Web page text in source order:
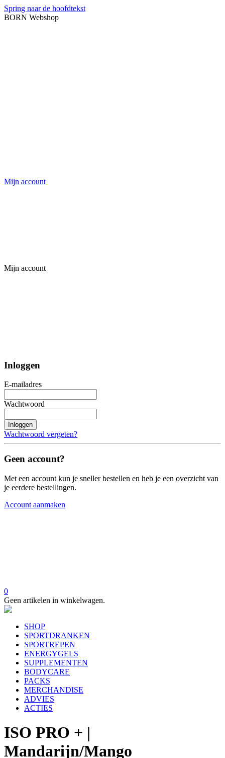
Spring naar de hoofdtekst
BORN Webshop
Mijn account
Mijn account
Inloggen
E-mailadres
Wachtwoord
Inloggen
Wachtwoord vergeten?
Geen account?
Met een account kun je sneller bestellen en heb je een overzicht van
je eerdere bestellingen.
Account aanmaken
0
Geen artikelen in winkelwagen.
SHOP
SPORTDRANKEN
SPORTREPEN
ENERGYGELS
SUPPLEMENTEN
BODYCARE
PACKS
MERCHANDISE
ADVIES
ACTIES
ISO PRO + |
Mandarijn/Mango